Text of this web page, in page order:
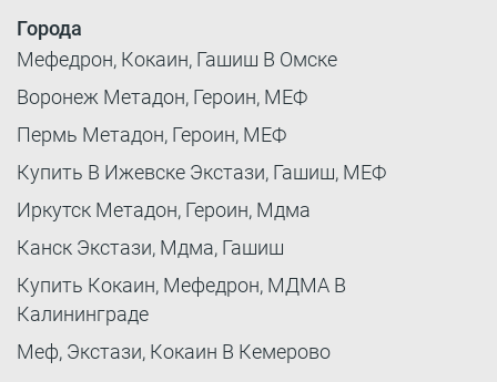
Города
Мефедрон, Кокаин, Гашиш В Омске
Воронеж Метадон, Героин, МЕФ
Пермь Метадон, Героин, МЕФ
Купить В Ижевске Экстази, Гашиш, МЕФ
Иркутск Метадон, Героин, Мдма
Канск Экстази, Мдма, Гашиш
Купить Кокаин, Мефедрон, МДМА В
Калининграде
Меф, Экстази, Кокаин В Кемерово